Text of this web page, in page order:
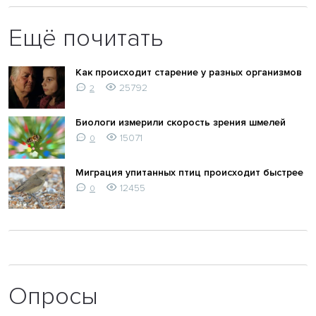
Ещё почитать
Как происходит старение у разных организмов
2 25792
Биологи измерили скорость зрения шмелей
0 15071
Миграция упитанных птиц происходит быстрее
0 12455
Опросы